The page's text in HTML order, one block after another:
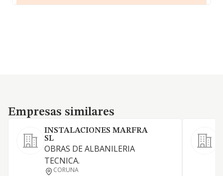
Empresas similares
Empresas similares
INSTALACIONES MARFRA
SL
OBRAS DE ALBANILERIA
TECNICA.
CORUNA